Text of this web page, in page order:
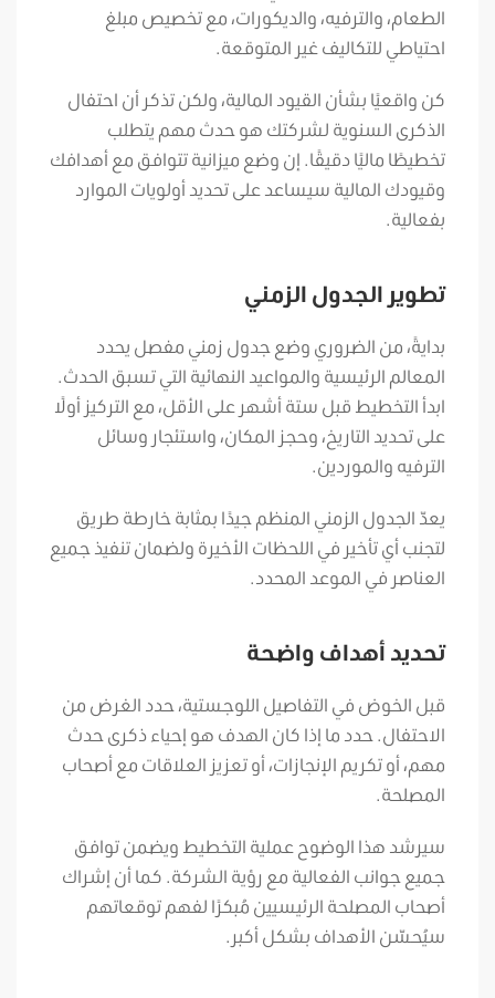
الطعام، والترفيه، والديكورات، مع تخصيص مبلغ
احتياطي للتكاليف غير المتوقعة.
كن واقعيًا بشأن القيود المالية، ولكن تذكر أن احتفال
الذكرى السنوية لشركتك هو حدث مهم يتطلب
تخطيطًا ماليًا دقيقًا. إن وضع ميزانية تتوافق مع أهدافك
وقيودك المالية سيساعد على تحديد أولويات الموارد
بفعالية.
تطوير الجدول الزمني
بدايةً، من الضروري وضع جدول زمني مفصل يحدد
المعالم الرئيسية والمواعيد النهائية التي تسبق الحدث.
ابدأ التخطيط قبل ستة أشهر على الأقل، مع التركيز أولًا
على تحديد التاريخ، وحجز المكان، واستئجار وسائل
الترفيه والموردين.
يعدّ الجدول الزمني المنظم جيدًا بمثابة خارطة طريق
لتجنب أي تأخير في اللحظات الأخيرة ولضمان تنفيذ جميع
العناصر في الموعد المحدد.
تحديد أهداف واضحة
قبل الخوض في التفاصيل اللوجستية، حدد الغرض من
الاحتفال. حدد ما إذا كان الهدف هو إحياء ذكرى حدث
مهم، أو تكريم الإنجازات، أو تعزيز العلاقات مع أصحاب
المصلحة.
سيرشد هذا الوضوح عملية التخطيط ويضمن توافق
جميع جوانب الفعالية مع رؤية الشركة. كما أن إشراك
أصحاب المصلحة الرئيسيين مُبكرًا لفهم توقعاتهم
سيُحسّن الأهداف بشكل أكبر.